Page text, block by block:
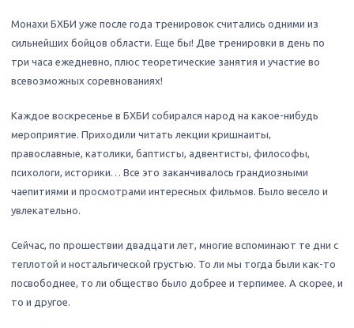
Монахи БХБИ уже после года тренировок считались одними из
сильнейших бойцов области. Еще бы! Две тренировки в день по
три часа ежедневно, плюс теоретические занятия и участие во
всевозможных соревнованиях!
Каждое воскресенье в БХБИ собирался народ на какое-нибудь
мероприятие. Приходили читать лекции кришнаиты,
православные, католики, баптисты, адвентисты, философы,
психологи, историки… Все это заканчивалось грандиозными
чаепитиями и просмотрами интересных фильмов. Было весело и
увлекательно.
Сейчас, по прошествии двадцати лет, многие вспоминают те дни с
теплотой и ностальгической грустью. То ли мы тогда были как-то
посвободнее, то ли общество было добрее и терпимее. А скорее, и
то и другое.